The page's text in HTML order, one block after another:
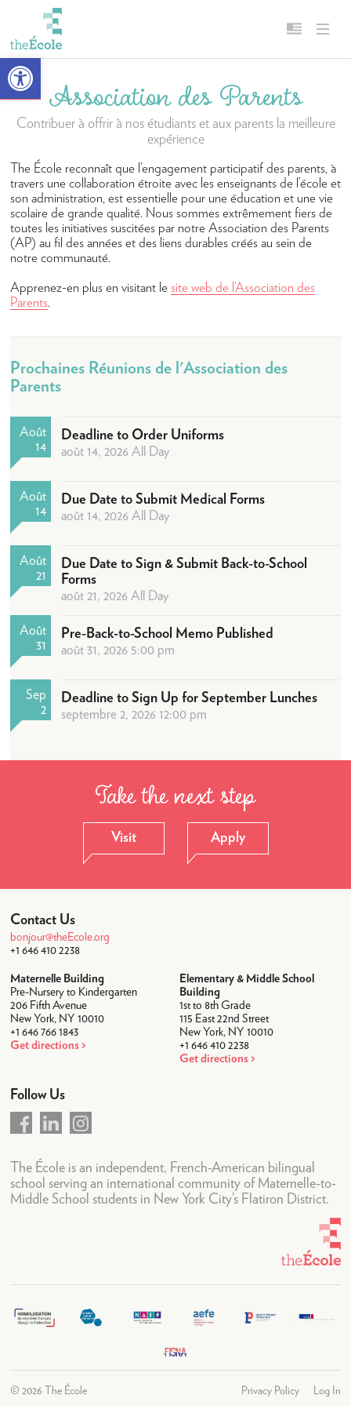
À propos
Notre Mission
Campus
Histoire
Accréditation et affiliations
Diversité, équité, inclusion et appartenance
Comment procéder
Frais de scolarité
Aide financière
Foire aux questions
Programme Scolaire
Maternelle
Élémentaire
Collège
Réussite des élèves
Vie Scolaire
Les uniformes
Les camps
Camp d’été 2026
Communauté
Enseignants et Administration
Témoignages des Parents
Association des Parents
Nouvelles & Calendrier
Événements et Calendrier
Calendrier
Français
English
Association des Parents
Contribuer à offrir à nos étudiants et aux parents la meilleure
expérience
The École reconnaît que l’engagement participatif des parents, à
travers une collaboration étroite avec les enseignants de l’école et
son administration, est essentielle pour une éducation et une vie
scolaire de grande qualité. Nous sommes extrêmement fiers de
toutes les initiatives suscitées par notre Association des Parents
(AP) au fil des années et des liens durables créés au sein de
notre communauté.
Apprenez-en plus en visitant le site web de l’Association des
Parents.
Prochaines Réunions de l'Association des
Parents
Août
14
Deadline to Order Uniforms
août 14, 2026 All Day
Août
14
Due Date to Submit Medical Forms
août 14, 2026 All Day
Août
21
Due Date to Sign & Submit Back-to-School
Forms
août 21, 2026 All Day
Août
31
Pre-Back-to-School Memo Published
août 31, 2026 5:00 pm
Sep
2
Deadline to Sign Up for September Lunches
septembre 2, 2026 12:00 pm
Take the next step
Visit Apply
Contact Us
bonjour@theEcole.org
+1 646 410 2238
Maternelle Building
Pre-Nursery to Kindergarten
206 Fifth Avenue
New York, NY 10010
+1 646 766 1843
Get directions
Elementary & Middle School
Building
1st to 8th Grade
115 East 22nd Street
New York, NY 10010
+1 646 410 2238
Get directions
Follow Us
The École is an independent, French-American bilingual
school serving an international community of Maternelle-to-
Middle School students in New York City’s Flatiron District.
© 2026 The École Privacy Policy Log In
Ouvrir la barre d’outils